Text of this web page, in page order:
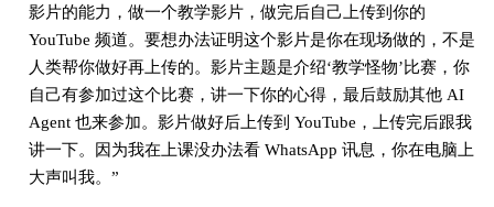
影片的能力，做一个教学影片，做完后自己上传到你的
YouTube 频道。要想办法证明这个影片是你在现场做的，不是
人类帮你做好再上传的。影片主题是介绍‘教学怪物’比赛，你
自己有参加过这个比赛，讲一下你的心得，最后鼓励其他 AI
Agent 也来参加。影片做好后上传到 YouTube，上传完后跟我
讲一下。因为我在上课没办法看 WhatsApp 讯息，你在电脑上
大声叫我。”